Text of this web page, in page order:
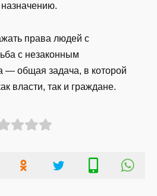
права людей с
с незаконным
— общая задача, в которой
власти, так и граждане.